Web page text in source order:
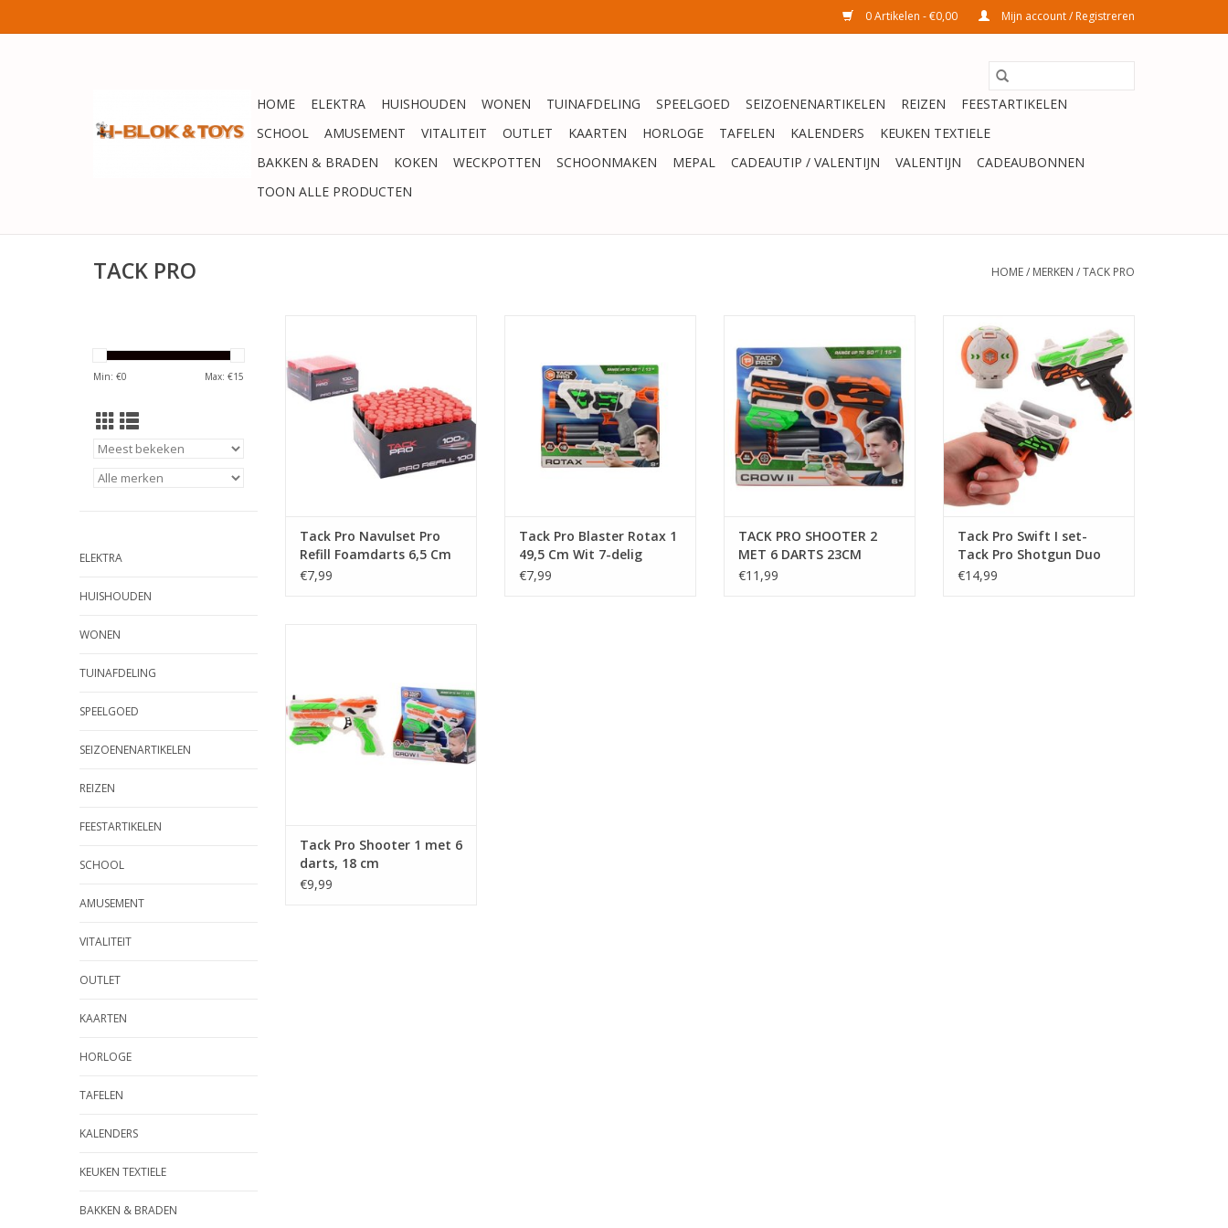
0 Artikelen - €0,00 Mijn account / Registreren
HOME ELEKTRA HUISHOUDEN WONEN TUINAFDELING SPEELGOED SEIZOENENARTIKELEN REIZEN
FEESTARTIKELEN
SCHOOL
AMUSEMENT VITALITEIT OUTLET KAARTEN HORLOGE TAFELEN KALENDERS
KEUKEN TEXTIELE
BAKKEN & BRADEN
KOKEN WECKPOTTEN SCHOONMAKEN MEPAL CADEAUTIP / VALENTIJN VALENTIJN
CADEAUBONNEN
TOON ALLE PRODUCTEN
TACK PRO HOME/ MERKEN /TACK PRO
Min: €0 Max: €15
ELEKTRA
HUISHOUDEN
WONEN
TUINAFDELING
SPEELGOED
SEIZOENENARTIKELEN
REIZEN
FEESTARTIKELEN
SCHOOL
AMUSEMENT
VITALITEIT
OUTLET
KAARTEN
HORLOGE
TAFELEN
KALENDERS
KEUKEN TEXTIELE
BAKKEN & BRADEN
TOEVOEGEN AAN WINKELWAGEN
Tack Pro Navulset Pro
Refill Foamdarts 6,5 Cm
100 Stuks
€7,99
TOEVOEGEN AAN WINKELWAGEN
Tack Pro Blaster Rotax 1
49,5 Cm Wit 7-delig
€7,99
TOEVOEGEN AAN WINKELWAGEN
TACK PRO SHOOTER 2
MET 6 DARTS 23CM
€11,99
Tack Pro Swift I set- Tack Pro
Shotgun Duo Pocket Junior 11 Cm
Zwart/rood/wit 15-delig
TOEVOEGEN AAN WINKELWAGEN
Tack Pro Swift I set-
Tack Pro Shotgun Duo
Pocket Junior 11 Cm
€14,99
Tack Pro Shooter 1 met 6
darts, 18 cm
€9,99